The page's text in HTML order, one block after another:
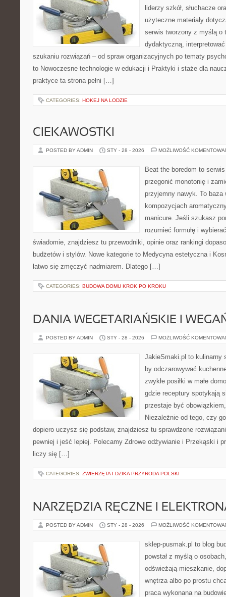
liderzy szkół, słuchacze
użyteczne materiały
serwis tworzony z myślą o
dydaktyczną,
szukaniu rozwiązań – od spraw organizacyjnych po tematy
to Nowoczesne technologie w edukacji i Praktyki i staże dla
praktyce ta strona pełni […]
CATEGORIES: HOKEJ NA LODZIE
CIEKAWOSTKI
POSTED BY ADMIN STY - 28 - 2026 MOŻLIWOŚĆ
Beat the boredom to
przegonić monotonię i
przyjemny nawyk. To baza
kompozycjach
manicure. Jeśli szukasz
rozumieć formułę i
świadomie, znajdziesz tu przewodniki, opinie oraz rankingi
budżetów i stylów. Nowe kategorie to Medycyna estetyczna i
łatwo się zmęczyć nadmiarem. Dlatego […]
CATEGORIES: BUDOWA DOMU KROK PO KROKU
DANIA WEGETARIAŃSKIE I
POSTED BY ADMIN STY - 28 - 2026 MOŻLIWOŚĆ
JakieSmaki.pl to kulinarny
by odczarowywać
zwykłe posiłki w małe
gdzie receptury spotykają
przestaje być
Niezależnie od tego, czy
dopiero uczysz się podstaw, znajdziesz tu sprawdzone
pewniej i jeść lepiej. Polecamy Zdrowe odżywianie i Przekąski i
liczy się […]
CATEGORIES: ZWIERZĘTA I DZIKA PRZYRODA POLSKI
NARZĘDZIA RĘCZNE I
POSTED BY ADMIN STY - 28 - 2026 MOŻLIWOŚĆ
sklep-pusmak.pl to blog
powstał z myślą o
odświeżają mieszkanie,
wnętrza albo po prostu
praca wykonana na